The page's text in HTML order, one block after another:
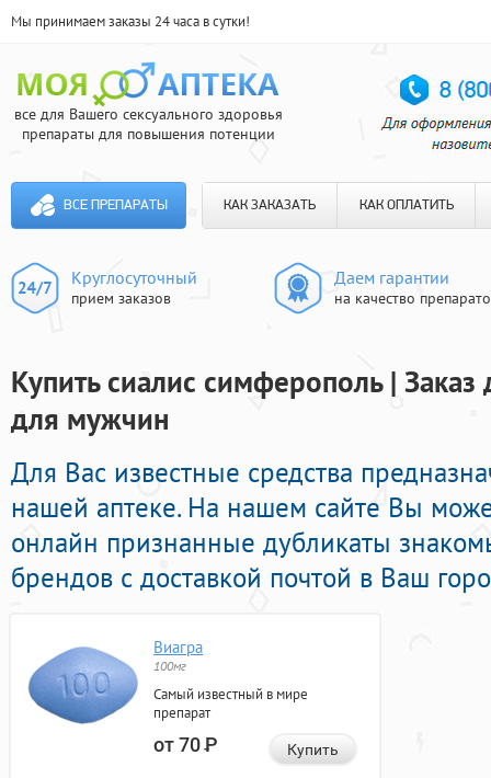
Мы принимаем заказы 24 часа в сутки!
все для Вашего сексуального здоровья
препараты для повышения потенции
ВСЕ ПРЕПАРАТЫ КАК ЗАКАЗАТЬ КАК ОПЛАТИТЬ
Круглосуточный
прием заказов
Даем гарантии
на качество
Купить сиалис симферополь |
для мужчин
Для Вас известные средства
нашей аптеке. На нашем сайте Вы
онлайн признанные дубликаты
брендов с доставкой почтой в Ваш
Виагра
100мг
Самый известный в мире
препарат
от 70Р Купить